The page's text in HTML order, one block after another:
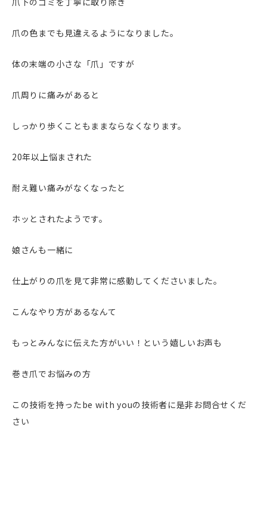
爪の色までも見違えるようになりました。
体の末端の小さな「爪」ですが
爪周りに痛みがあると
しっかり歩くこともままならなくなります。
20年以上悩まされた
耐え難い痛みがなくなったと
ホッとされたようです。
娘さんも一緒に
仕上がりの爪を見て非常に感動してくださいました。
こんなやり方があるなんて
もっとみんなに伝えた方がいい！という嬉しいお声も
巻き爪でお悩みの方
この技術を持ったbe with youの技術者に是非お問合せくだ
さい